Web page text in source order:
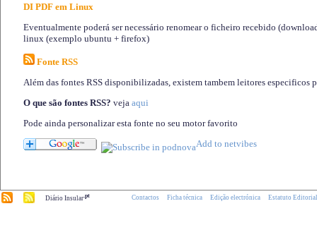
DI PDF em Linux
Eventualmente poderá ser necessário renomear o ficheiro recebido
linux (exemplo ubuntu + firefox)
Fonte RSS
Além das fontes RSS disponibilizadas, existem tambem leitores especificos
O que são fontes RSS? veja aqui
Pode ainda personalizar esta fonte no seu motor favorito
Diário Insular.pt Contactos Ficha técnica Edição electrónica Estatuto Editorial